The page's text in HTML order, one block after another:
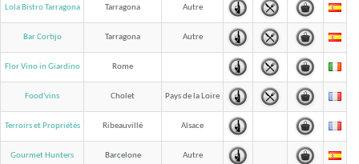
Lola Bistro Tarragona Tarragona Autre
Bar Cortijo Tarragona Autre
Flor Vino in Giardino Rome
Food'vins Cholet Pays de la Loire
Terroirs et Propriétés Ribeauvillé Alsace
Gourmet Hunters Barcelone Autre